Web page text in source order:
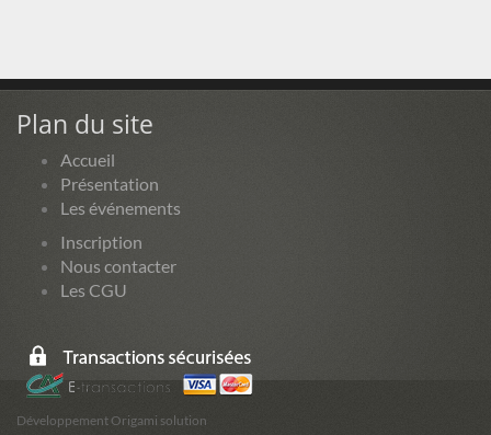
Plan du site
Accueil
Présentation
Les événements
Inscription
Nous contacter
Les CGU
Développement Origami solution